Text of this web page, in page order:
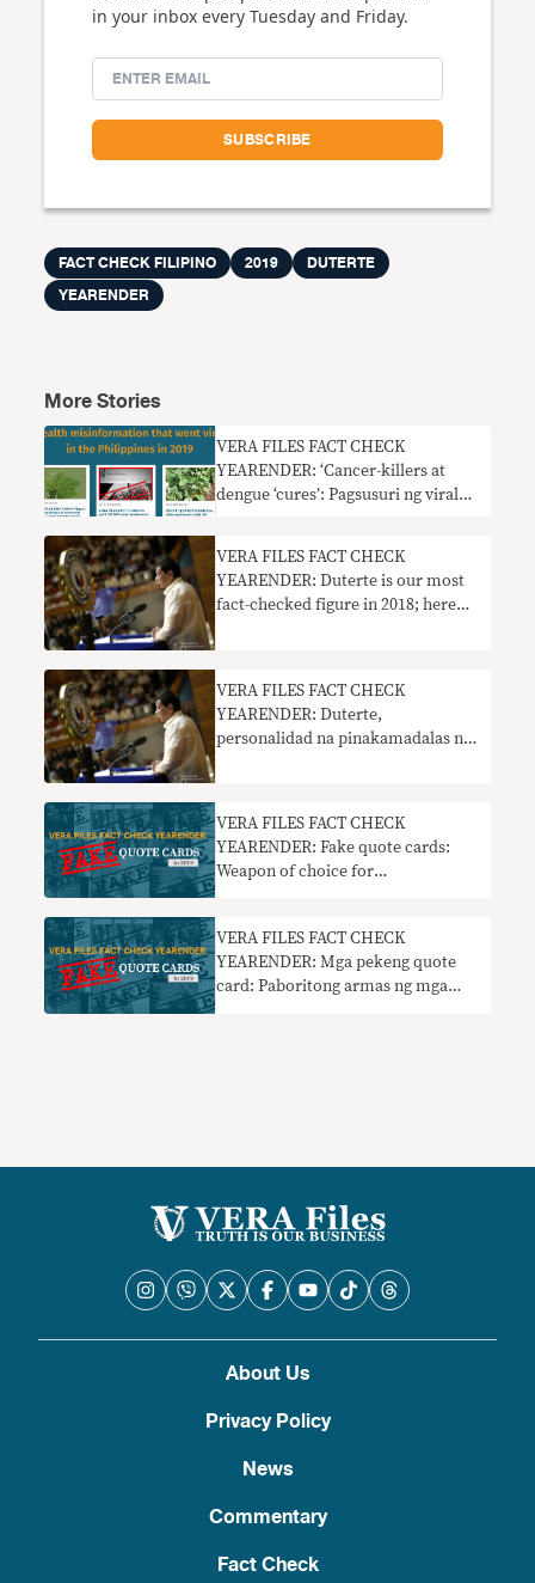
in your inbox every Tuesday and Friday.
FACT CHECK FILIPINO 2019
DUTERTE
YEARENDER
More Stories
VERA FILES FACT CHECK
YEARENDER: ‘Cancer-killers at
dengue ‘cures’: Pagsusuri ng viral
VERA FILES FACT CHECK
YEARENDER: Duterte is our most
fact-checked figure in 2018; here
VERA FILES FACT CHECK
YEARENDER: Duterte,
personalidad na pinakamadalas na
VERA FILES FACT CHECK
YEARENDER: Fake quote cards:
Weapon of choice for
VERA FILES FACT CHECK
YEARENDER: Mga pekeng quote
card: Paboritong armas ng mga
About Us
Privacy Policy
News
Commentary
Fact Check